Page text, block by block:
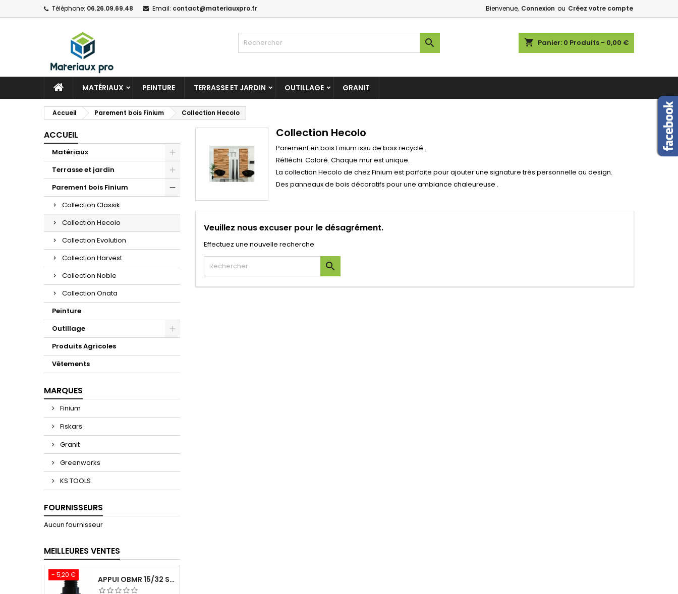
Téléphone: 06.26.09.69.48 Email: contact@materiauxpro.fr Bienvenue, Connexion ou Créez votre compte
shopping_cart Panier: 0 Produits - 0,00 €

MATÉRIAUX PEINTURE TERRASSE ET JARDIN OUTILLAGE GRANIT
Accueil Parement bois Finium Collection Hecolo
ACCUEIL
Matériaux
Terrasse et jardin
Parement bois Finium
Collection Classik
Collection Hecolo
Collection Evolution
Collection Harvest
Collection Noble
Collection Onata
Peinture
Outillage
Produits Agricoles
Vêtements
MARQUES
Finium
Fiskars
Granit
Greenworks
KS TOOLS
FOURNISSEURS
Aucun fournisseur
MEILLEURES VENTES
- 5,20 € APPUI OBMR 15/32 SIXBOX SANS VIS
Collection Hecolo
Parement en bois Finium issu de bois recyclé .
Réfléchi. Coloré. Chaque mur est unique.
La collection Hecolo de chez Finium est parfaite pour ajouter une signature très personnelle au design.
Des panneaux de bois décoratifs pour une ambiance chaleureuse .
Veuillez nous excuser pour le désagrément.
Effectuez une nouvelle recherche
